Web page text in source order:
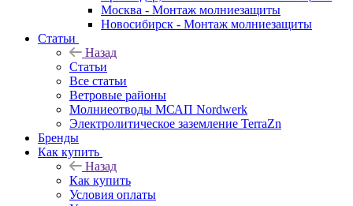
Москва - Монтаж молниезащиты
Новосибирск - Монтаж молниезащиты
Статьи
Назад
Статьи
Все статьи
Ветровые районы
Молниеотводы МСАП Nordwerk
Электролитическое заземление TerraZn
Бренды
Как купить
Назад
Как купить
Условия оплаты